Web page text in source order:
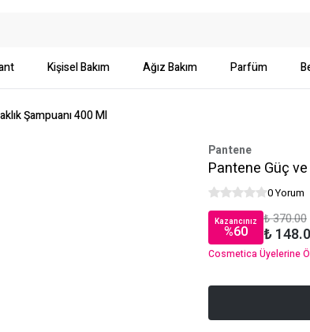
Kişisel Bakım Ağız Bakım Parfüm
Şampuanı 400 Ml
Pantene
Pantene Güç
0 Yorum
Kazancınız
%60
₺ 370.00
₺
Cosmetica Üyelerine